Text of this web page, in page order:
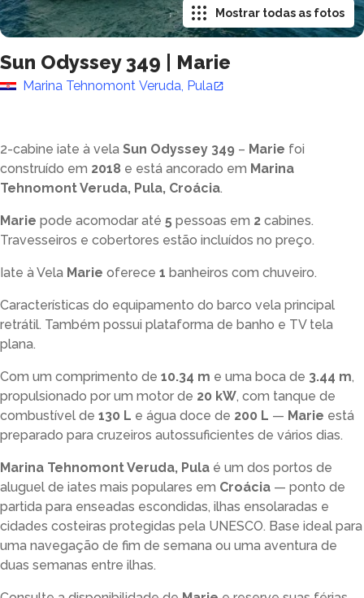
Sun Odyssey 349 Marie
Marina Tehnomont Veruda, Pula
Mostrar todas as fotos
2-cabine iate à vela Sun Odyssey 349 – Marie foi
construído em 2018 e está ancorado em Marina
Tehnomont Veruda, Pula, Croácia.
Marie pode acomodar até 5 pessoas em 2 cabines.
Travesseiros e cobertores estão incluídos no preço.
Iate à Vela Marie oferece 1 banheiros com chuveiro.
Características do equipamento do barco vela principal
retrátil. Também possui plataforma de banho e TV tela
plana.
Com um comprimento de 10.34 m e uma boca de 3.44 m,
propulsionado por um motor de 20 kW, com tanque de
combustível de 130 L e água doce de 200 L — Marie está
preparado para cruzeiros autossuficientes de vários dias.
Marina Tehnomont Veruda, Pula é um dos portos de
aluguel de iates mais populares em Croácia — ponto de
partida para enseadas escondidas, ilhas ensolaradas e
cidades costeiras protegidas pela UNESCO. Base ideal para
uma navegação de fim de semana ou uma aventura de
duas semanas entre ilhas.